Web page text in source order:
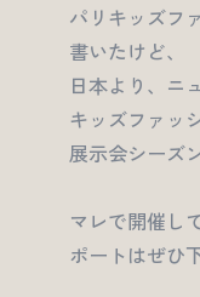
パリキッズフ
書いたけど、
日本より、ニ
キッズファッ
展示会シーズ
マレで開催し
ポートはぜひ